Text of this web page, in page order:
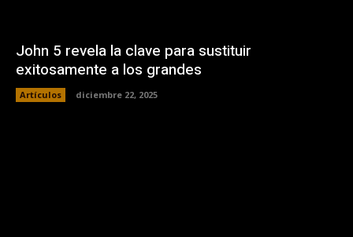
John 5 revela la clave para sustituir
exitosamente a los grandes
Artículos diciembre 22, 2025